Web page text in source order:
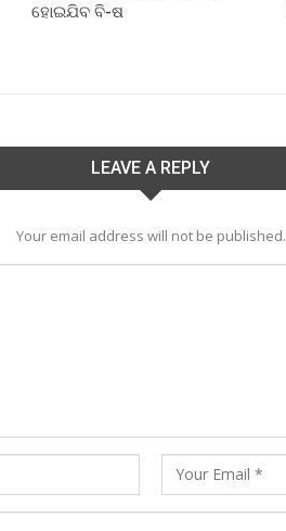
ହୋଇଯିବ ବି-ଷ
LEAVE A REPLY
Your email address will not be published.